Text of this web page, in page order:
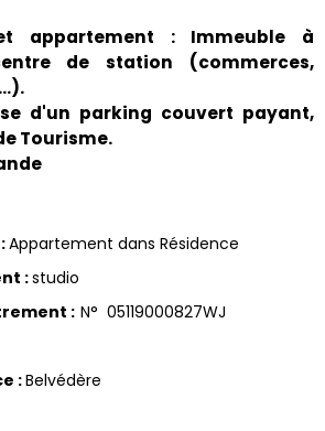
appartement : Immeuble à
de station (commerces,
d'un parking couvert payant,
Tourisme.
:Appartement dans Résidence
:studio
: N° 05119000827WJ
:Belvédère